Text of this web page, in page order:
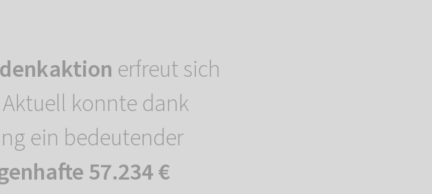
erfreut sich
konnte dank
ein bedeutender
57.234 €